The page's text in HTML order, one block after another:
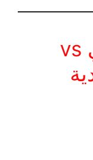
توكيل صيانة سوني vs